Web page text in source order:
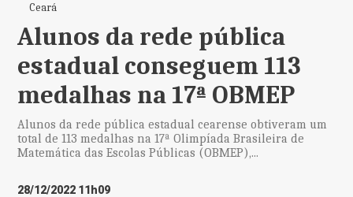
Ceará
Alunos da rede pública
estadual conseguem 113
medalhas na 17ª OBMEP
Alunos da rede pública estadual cearense obtiveram um
total de 113 medalhas na 17ª Olimpíada Brasileira de
Matemática das Escolas Públicas (OBMEP),...
28/12/2022 11h09